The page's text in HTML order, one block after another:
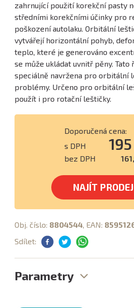
zahrnující použití korekční pasty
středními korekčními účinky pro
poškození autolaku. Orbitální
vytvářejí horizontální pohyb,
teplo, které je generováno
se může ukládat uvnitř pěny. Tato
speciálně navržena pro orbitální
problémy. Určeno pro orbitální
použít i pro rotační leštičky.
Doporučená cena:
s DPH
bez DPH
NAJÍT
Obj. číslo: 8804544, EAN:
Sdílet:
Parametry